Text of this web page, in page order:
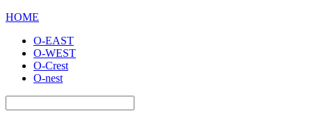
HOME
O-EAST
O-WEST
O-Crest
O-nest